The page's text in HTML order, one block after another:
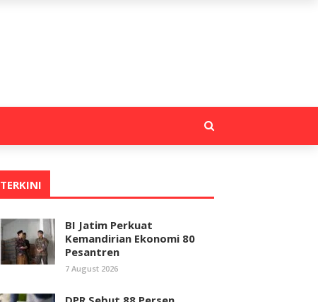
TERKINI
BI Jatim Perkuat
Kemandirian Ekonomi 80
Pesantren
7 August 2026